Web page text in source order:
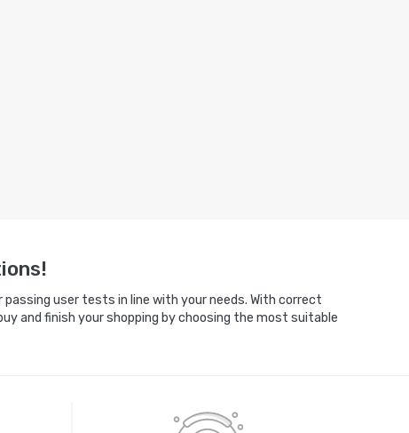
user tests in line with your needs. With correct
and finish your shopping by choosing the most suitable